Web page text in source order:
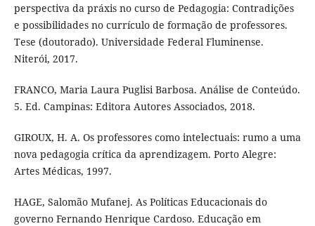
perspectiva da práxis no curso de Pedagogia: Contradições
e possibilidades no currículo de formação de professores.
Tese (doutorado). Universidade Federal Fluminense.
Niterói, 2017.
FRANCO, Maria Laura Puglisi Barbosa. Análise de Conteúdo.
5. Ed. Campinas: Editora Autores Associados, 2018.
GIROUX, H. A. Os professores como intelectuais: rumo a uma
nova pedagogia crítica da aprendizagem. Porto Alegre:
Artes Médicas, 1997.
HAGE, Salomão Mufanej. As Políticas Educacionais do
governo Fernando Henrique Cardoso. Educação em